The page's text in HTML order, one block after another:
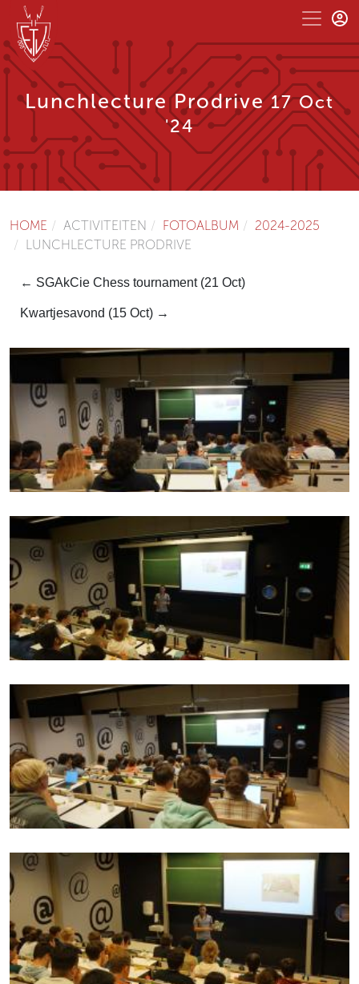
Lunchlecture Prodrive17 Oct
'24
HOME ACTIVITEITEN FOTOALBUM
2024-2025
LUNCHLECTURE PRODRIVE
← SGAkCie Chess tournament (21 Oct)
Kwartjesavond (15 Oct) →